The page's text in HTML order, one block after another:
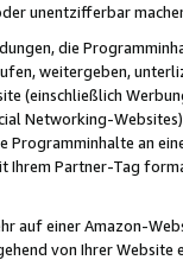
unentzifferbar
die
weitergeben,
(einschließlich
Networking-
Programminhalte an
Ihrem Partner-Tag
auf einer Amazon-
von Ihrer